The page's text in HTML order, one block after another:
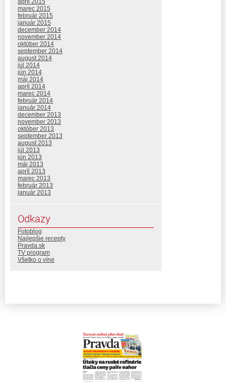
apríl 2015
marec 2015
február 2015
január 2015
december 2014
november 2014
október 2014
september 2014
august 2014
júl 2014
jún 2014
máj 2014
apríl 2014
marec 2014
február 2014
január 2014
december 2013
november 2013
október 2013
september 2013
august 2013
júl 2013
jún 2013
máj 2013
apríl 2013
marec 2013
február 2013
január 2013
Odkazy
Fotoblog
Najlepšie recepty
Pravda.sk
TV program
Všetko o víne